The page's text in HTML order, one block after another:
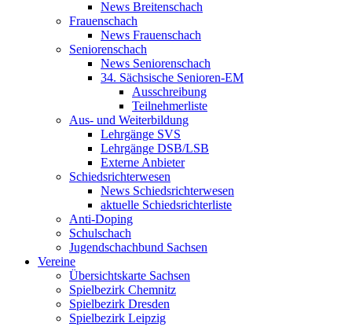
News Breitenschach
Frauenschach
News Frauenschach
Seniorenschach
News Seniorenschach
34. Sächsische Senioren-EM
Ausschreibung
Teilnehmerliste
Aus- und Weiterbildung
Lehrgänge SVS
Lehrgänge DSB/LSB
Externe Anbieter
Schiedsrichterwesen
News Schiedsrichterwesen
aktuelle Schiedsrichterliste
Anti-Doping
Schulschach
Jugendschachbund Sachsen
Vereine
Übersichtskarte Sachsen
Spielbezirk Chemnitz
Spielbezirk Dresden
Spielbezirk Leipzig